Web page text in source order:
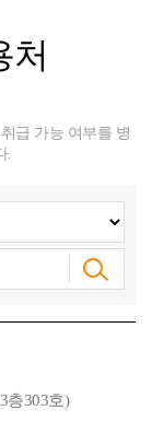
처
취급 가능 여부를 병
.
층303호)